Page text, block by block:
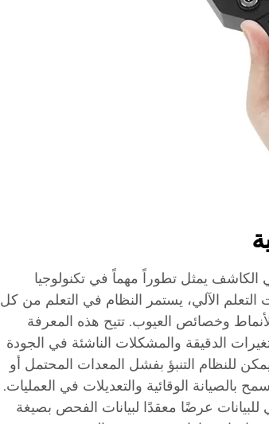
الكاشف يمثل تطوراً مهماً في تكنولوجيا
الآلي، يستمر النظام في التعلم من كل
وخصائص العيوب. تتيح هذه المعرفة
الدقيقة والمشكلات الناشئة في الجودة
للنظام التنبؤ بفشل المعدات المحتمل أو
بالصيانة الوقائية والتعديلات في العمليات.
للبيانات عرضًا معقدًا لبيانات الفحص بصيغة